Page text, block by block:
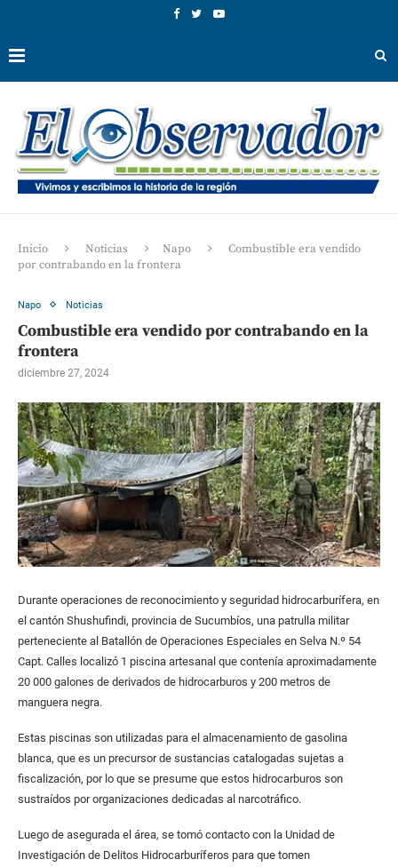
Inicio Noticias Napo
Combustible era vendido
por contrabando en la frontera
Napo Noticias
Combustible era vendido por contrabando en la
frontera
diciembre 27, 2024
Durante operaciones de reconocimiento y seguridad hidrocarburífera, en
el cantón Shushufindi, provincia de Sucumbíos, una patrulla militar
perteneciente al Batallón de Operaciones Especiales en Selva N.º 54
Capt. Calles localizó 1 piscina artesanal que contenía aproximadamente
20 000 galones de derivados de hidrocarburos y 200 metros de
manguera negra.
Estas piscinas son utilizadas para el almacenamiento de gasolina
blanca, que es un precursor de sustancias catalogadas sujetas a
fiscalización, por lo que se presume que estos hidrocarburos son
sustraídos por organizaciones dedicadas al narcotráfico.
Luego de asegurada el área, se tomó contacto con la Unidad de
Investigación de Delitos Hidrocarburíferos para que tomen